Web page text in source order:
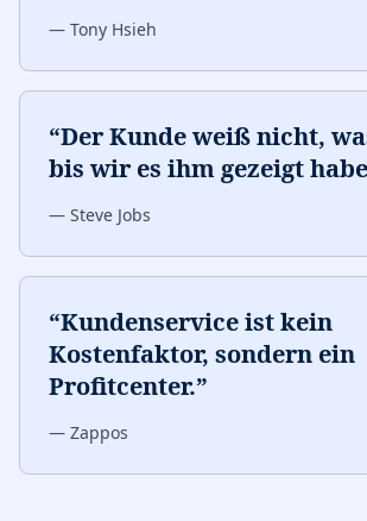
— Tony Hsieh
“Der Kunde weiß nicht,
bis wir es ihm gezeigt
— Steve Jobs
“Kundenservice ist kein
Kostenfaktor, sondern ein
Profitcenter.”
— Zappos